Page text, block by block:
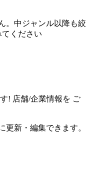
。中ジャンル以降も絞
ください
! 店舗/企業情報を ご
更新・編集できます。